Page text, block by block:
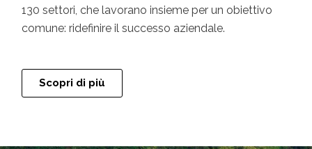
130 settori, che lavorano insieme per un obiettivo
comune: ridefinire il successo aziendale.
Scopri di più